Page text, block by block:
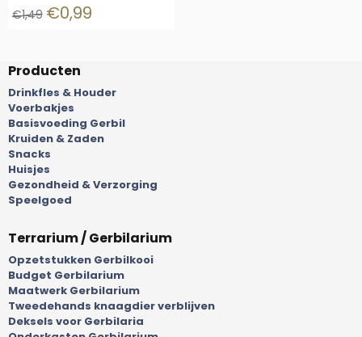
€1,49 €0,99
Producten
Drinkfles & Houder
Voerbakjes
Basisvoeding Gerbil
Kruiden & Zaden
Snacks
Huisjes
Gezondheid & Verzorging
Speelgoed
Terrarium / Gerbilarium
Opzetstukken Gerbilkooi
Budget Gerbilarium
Maatwerk Gerbilarium
Tweedehands knaagdier verblijven
Deksels voor Gerbilaria